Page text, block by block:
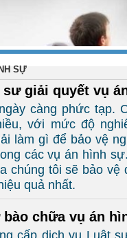
SỰ
sư giải quyết vụ
càng phức tạp.
với mức độ
làm gì để bảo vệ
các vụ án hình
chúng tôi sẽ bảo
quả nhất.
chữa vụ án
cấp dịch vụ Luật